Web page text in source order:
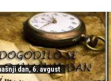
dan, 6. avgust